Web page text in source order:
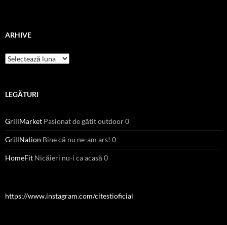
ARHIVE
Arhive
LEGĂTURI
GrillMarket Pasionat de gătit outdoor 0
GrillNation Bine că nu ne-am ars! 0
HomeFit Nicăieri nu-i ca acasă 0
https://www.instagram.com/citestioficial